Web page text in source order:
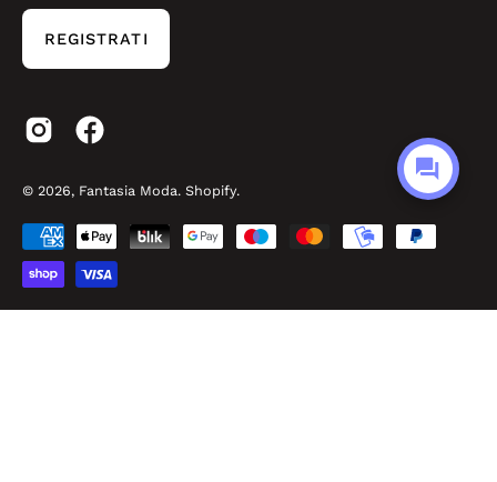
REGISTRATI
© 2026, Fantasia Moda. Shopify.